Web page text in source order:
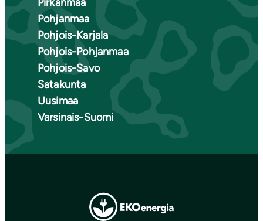
Pohjanmaa
Pohjois-Karjala
Pohjois-Pohjanmaa
Pohjois-Savo
Satakunta
Uusimaa
Varsinais-Suomi